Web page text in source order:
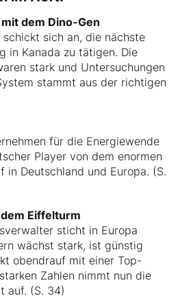
dem Dino-Gen
schickt sich an, die nächste
in Kanada zu tätigen. Die
stark und Untersuchungen
stammt aus der richtigen
für die Energiewende
Player von dem enormen
in Deutschland und Europa. (S.
Eiffelturm
sticht in Europa
wächst stark, ist günstig
obendrauf mit einer Top-
Zahlen nimmt nun die
auf. (S. 34)